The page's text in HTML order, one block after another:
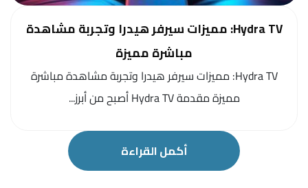
Hydra TV: مميزات سيرفر هيدرا وتجربة مشاهدة
مباشرة مميزة
Hydra TV: مميزات سيرفر هيدرا وتجربة مشاهدة مباشرة
مميزة مقدمة Hydra TV أصبح من أبرز...
أكمل القراءة